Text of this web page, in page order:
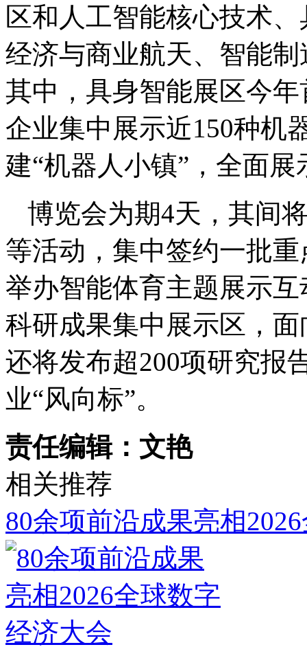
区和人工智能核心技术
经济与商业航天、智能
其中，具身智能展区今
企业集中展示近150种机
建“机器人小镇”，全面
博览会为期4天，其间
等活动，集中签约一批
举办智能体育主题展示
科研成果集中展示区，
还将发布超200项研究报
业“风向标”。
责任编辑：文艳
相关推荐
80余项前沿成果亮相